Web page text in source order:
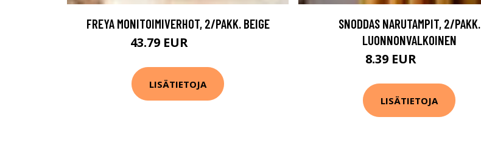
FREYA MONITOIMIVERHOT, 2/PAKK. BEIGE
43.79 EUR
LISÄTIETOJA
SNODDAS NARUTAMPIT, 2/PAKK.
LUONNONVALKOINEN
8.39 EUR
LISÄTIETOJA